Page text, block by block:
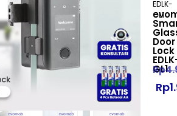
EDLK-
GL1
Door
Lock
GL1
Rp
Rp